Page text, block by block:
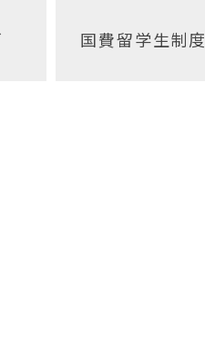
国費留学生制度